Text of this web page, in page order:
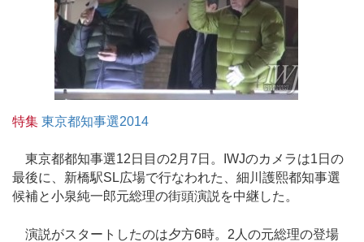
特集 東京都知事選2014
東京都都知事選12日目の2月7日。IWJのカメラは1日の
最後に、新橋駅SL広場で行なわれた、細川護熙都知事選
候補と小泉純一郎元総理の街頭演説を中継した。
演説がスタートしたのは夕方6時。2人の元総理の登場